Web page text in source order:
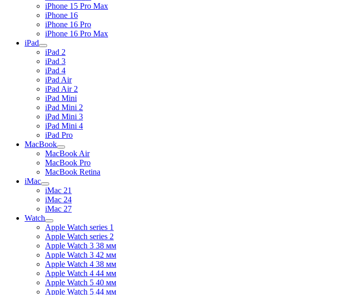
iPhone 15 Pro Max
iPhone 16
iPhone 16 Pro
iPhone 16 Pro Max
iPad
iPad 2
iPad 3
iPad 4
iPad Air
iPad Air 2
iPad Mini
iPad Mini 2
iPad Mini 3
iPad Mini 4
iPad Pro
MacBook
MacBook Air
MacBook Pro
MacBook Retina
iMac
iMac 21
iMac 24
iMac 27
Watch
Apple Watch series 1
Apple Watch series 2
Apple Watch 3 38 мм
Apple Watch 3 42 мм
Apple Watch 4 38 мм
Apple Watch 4 44 мм
Apple Watch 5 40 мм
Apple Watch 5 44 мм